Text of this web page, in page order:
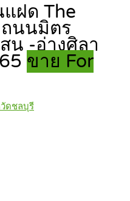
ฝด The
นนมิตร
น -อ่างศิลา
ขาย For
ดชลบุรี